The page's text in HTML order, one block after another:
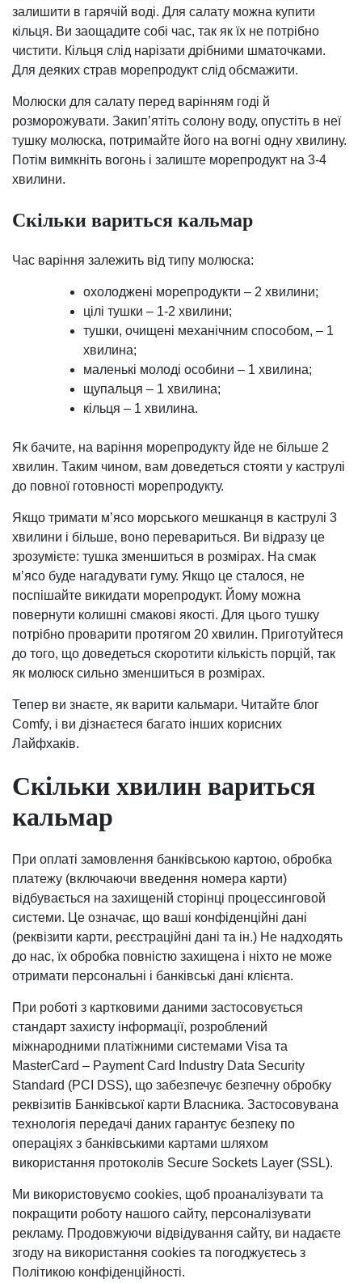
залишити в гарячій воді. Для салату можна купити
кільця. Ви заощадите собі час, так як їх не потрібно
чистити. Кільця слід нарізати дрібними шматочками.
Для деяких страв морепродукт слід обсмажити.
Молюски для салату перед варінням годі й
розморожувати. Закип’ятіть солону воду, опустіть в неї
тушку молюска, потримайте його на вогні одну хвилину.
Потім вимкніть вогонь і залиште морепродукт на 3-4
хвилини.
Скільки вариться кальмар
Час варіння залежить від типу молюска:
охолоджені морепродукти – 2 хвилини;
цілі тушки – 1-2 хвилини;
тушки, очищені механічним способом, – 1
хвилина;
маленькі молоді особини – 1 хвилина;
щупальця – 1 хвилина;
кільця – 1 хвилина.
Як бачите, на варіння морепродукту йде не більше 2
хвилин. Таким чином, вам доведеться стояти у каструлі
до повної готовності морепродукту.
Якщо тримати м’ясо морського мешканця в каструлі 3
хвилини і більше, воно перевариться. Ви відразу це
зрозумієте: тушка зменшиться в розмірах. На смак
м’ясо буде нагадувати гуму. Якщо це сталося, не
поспішайте викидати морепродукт. Йому можна
повернути колишні смакові якості. Для цього тушку
потрібно проварити протягом 20 хвилин. Приготуйтеся
до того, що доведеться скоротити кількість порцій, так
як молюск сильно зменшиться в розмірах.
Тепер ви знаєте, як варити кальмари. Читайте блог
Comfy, і ви дізнаєтеся багато інших корисних
Лайфхаків.
Скільки хвилин вариться
кальмар
При оплаті замовлення банківською картою, обробка
платежу (включаючи введення номера карти)
відбувається на захищеній сторінці процессинговой
системи. Це означає, що ваші конфіденційні дані
(реквізити карти, реєстраційні дані та ін.) Не надходять
до нас, їх обробка повністю захищена і ніхто не може
отримати персональні і банківські дані клієнта.
При роботі з картковими даними застосовується
стандарт захисту інформації, розроблений
міжнародними платіжними системами Visa та
MasterCard – Payment Card Industry Data Security
Standard (PCI DSS), що забезпечує безпечну обробку
реквізитів Банківської карти Власника. Застосовувана
технологія передачі даних гарантує безпеку по
операціях з банківськими картами шляхом
використання протоколів Secure Sockets Layer (SSL).
Ми використовуємо cookies, щоб проаналізувати та
покращити роботу нашого сайту, персоналізувати
рекламу. Продовжуючи відвідування сайту, ви надаєте
згоду на використання cookies та погоджуєтесь з
Політикою конфіденційності.